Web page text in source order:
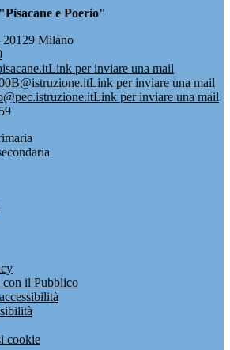
e Poerio"
20129 Milano
Link per inviare una mail
Link per inviare una mail
Link per inviare una mail
il Pubblico
cookie